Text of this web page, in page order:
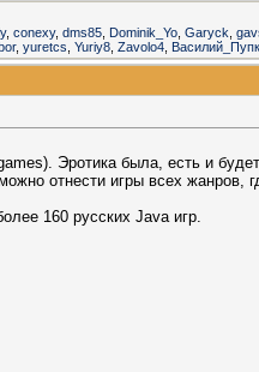
, conexy, dms85 Dominik_Yo Garyck
, yuretcs Yuriy8 Zavolo4 Василий_Пупк
Эротика была, есть и
отнести игры всех жанров,
160 русских Java игр.